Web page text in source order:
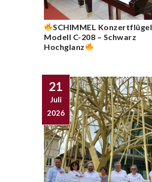
SCHIMMEL Konzertflügel
Modell C-208 – Schwarz
Hochglanz
21
Juli
2026